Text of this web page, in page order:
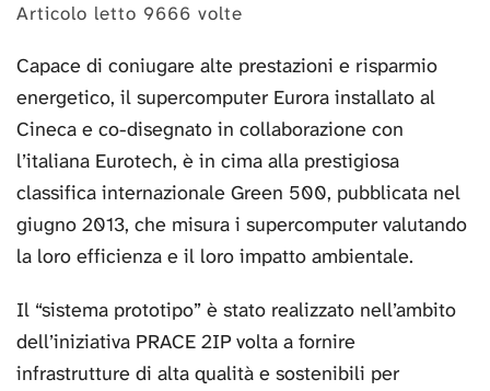
Articolo letto 9666 volte
Capace di coniugare alte prestazioni e risparmio
energetico, il supercomputer Eurora installato al
Cineca e co-disegnato in collaborazione con
l’italiana Eurotech, è in cima alla prestigiosa
classifica internazionale Green 500, pubblicata nel
giugno 2013, che misura i supercomputer valutando
la loro efficienza e il loro impatto ambientale.
Il “sistema prototipo” è stato realizzato nell’ambito
dell’iniziativa PRACE 2IP volta a fornire
infrastrutture di alta qualità e sostenibili per